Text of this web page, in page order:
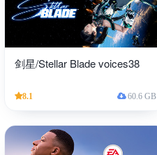
剑星/Stellar Blade voices38
8.1 60.6 GB